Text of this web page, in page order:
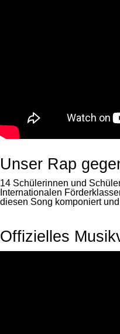
Unser Rap
14 Schülerinnen und
Internationalen
diesen Song komponiert
Offizielles